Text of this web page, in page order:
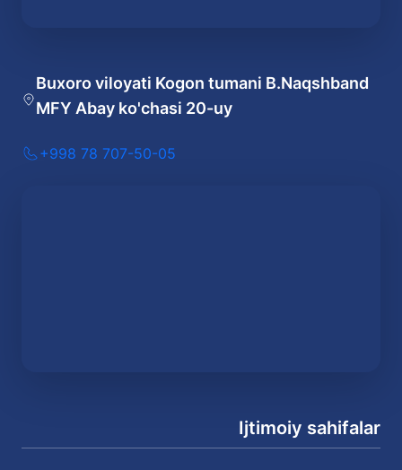
Buxoro viloyati Kogon tumani B.Naqshband
MFY Abay ko'chasi 20-uy
+998 78 707-50-05
Ijtimoiy sahifalar